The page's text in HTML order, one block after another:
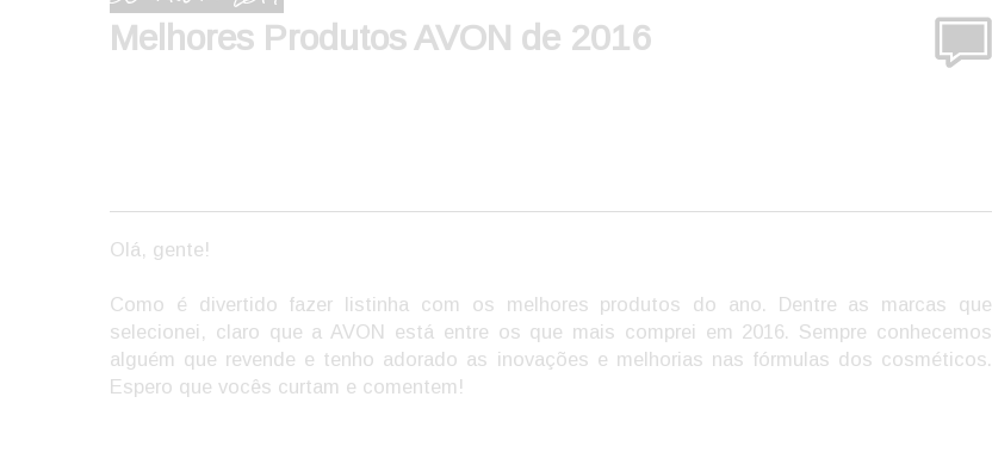
Melhores Produtos AVON de 2016
Olá, gente!
Como é divertido fazer listinha com os melhores produtos do ano. Dentre as marcas que
selecionei, claro que a AVON está entre os que mais comprei em 2016. Sempre conhecemos
alguém que revende e tenho adorado as inovações e melhorias nas fórmulas dos cosméticos.
Espero que vocês curtam e comentem!